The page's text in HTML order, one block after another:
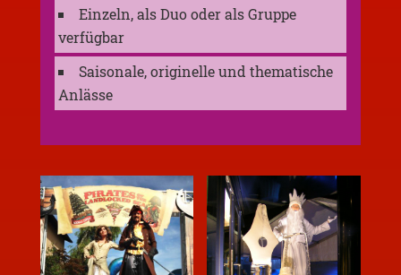
Einzeln, als Duo oder als Gruppe
verfügbar
Saiso­na­le, origi­nel­le und thema­ti­sche
Anlässe